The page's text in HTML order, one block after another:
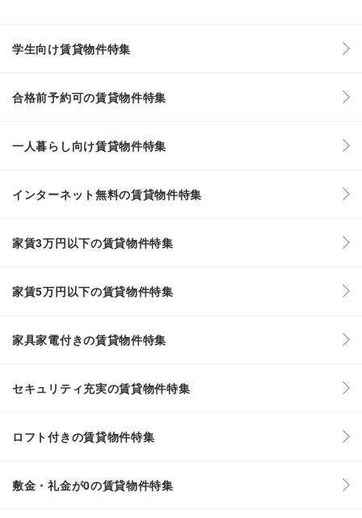
学生向け賃貸物件特集
合格前予約可の賃貸物件特集
一人暮らし向け賃貸物件特集
インターネット無料の賃貸物件特集
家賃3万円以下の賃貸物件特集
家賃5万円以下の賃貸物件特集
家具家電付きの賃貸物件特集
セキュリティ充実の賃貸物件特集
ロフト付きの賃貸物件特集
敷金・礼金が0の賃貸物件特集